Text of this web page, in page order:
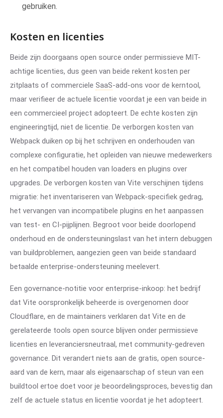
gebruiken.
Kosten en licenties
Beide zijn doorgaans open source onder permissieve MIT-
achtige licenties, dus geen van beide rekent kosten per
zitplaats of commerciele SaaS-add-ons voor de kerntool,
maar verifieer de actuele licentie voordat je een van beide in
een commercieel project adopteert. De echte kosten zijn
engineeringtijd, niet de licentie. De verborgen kosten van
Webpack duiken op bij het schrijven en onderhouden van
complexe configuratie, het opleiden van nieuwe medewerkers
en het compatibel houden van loaders en plugins over
upgrades. De verborgen kosten van Vite verschijnen tijdens
migratie: het inventariseren van Webpack-specifiek gedrag,
het vervangen van incompatibele plugins en het aanpassen
van test- en CI-pijplijnen. Begroot voor beide doorlopend
onderhoud en de ondersteuningslast van het intern debuggen
van buildproblemen, aangezien geen van beide standaard
betaalde enterprise-ondersteuning meelevert.
Een governance-notitie voor enterprise-inkoop: het bedrijf
dat Vite oorspronkelijk beheerde is overgenomen door
Cloudflare, en de maintainers verklaren dat Vite en de
gerelateerde tools open source blijven onder permissieve
licenties en leveranciersneutraal, met community-gedreven
governance. Dit verandert niets aan de gratis, open source-
aard van de kern, maar als eigenaarschap of steun van een
buildtool ertoe doet voor je beoordelingsproces, bevestig dan
zelf de actuele status en licentie voordat je het adopteert.